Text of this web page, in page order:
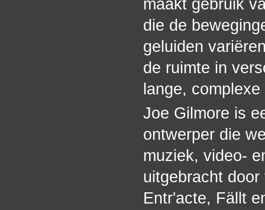
maakt gebruik
die de
geluiden
de ruimte in
lange,
Joe Gilmore is
ontwerper die
muziek, video-
uitgebracht
Entr'acte, Fällt